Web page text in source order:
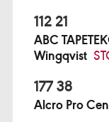
112 21
ABC
Wingqvist
177 38
Alcro Pro